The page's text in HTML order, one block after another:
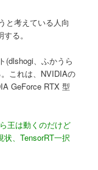
と考えている人向
る。
(dlshogi、ふかうら
これは、NVIDIAの
GeForce RTX 型
王は動くのだけど
状、TensorRT一択